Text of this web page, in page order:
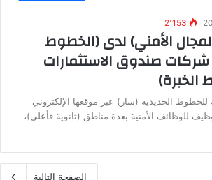
2٬153
الأمني) لدى (الخطوط
شركات صندوق الاستثمارات
الخبرة)
الحديدية (سار) عبر موقعها الإلكتروني
للوظائف الأمنية بعدة مناطق (ثانوية فأعلى)،
الصفحة التالية